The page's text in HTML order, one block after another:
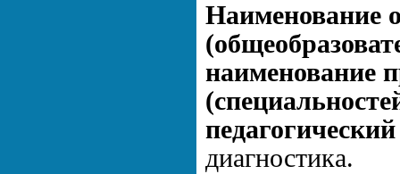
Наименование
наименование
диагностика.